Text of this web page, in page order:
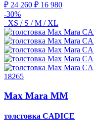
₽ 24 260 ₽ 16 980
-30%
XS / S / M / XL
18265
Max Mara MM
толстовка CADICE